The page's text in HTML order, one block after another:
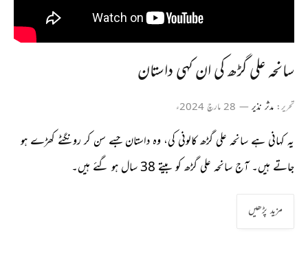
سانحہ علی گڑھ کی ان کہی داستان
تحریر: مدثر نذیر 28 مارچ 2024ء
یہ کہانی ہے سانحہ علی گڑھ کالونی کی، وہ داستان جسے سن کر رونگٹے کھڑے ہو
جاتے ہیں۔ آج سانحہ علی گڑھ کو بیتے 38 سال ہو گئے ہیں۔
مزید پڑھیں